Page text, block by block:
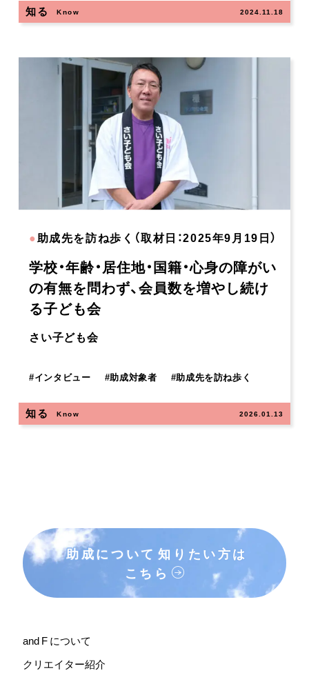
知る Know 2024.11.18
●助成先を訪ね歩く（取材日：2025年9月19日）
学校・年齢・居住地・国籍・心身の障がい
の有無を問わず、会員数を増やし続け
る子ども会
さい子ども会
#インタビュー #助成対象者 #助成先を訪ね歩く
知る Know 2026.01.13
助成について 知りたい方は
こちら
and F について
クリエイター紹介